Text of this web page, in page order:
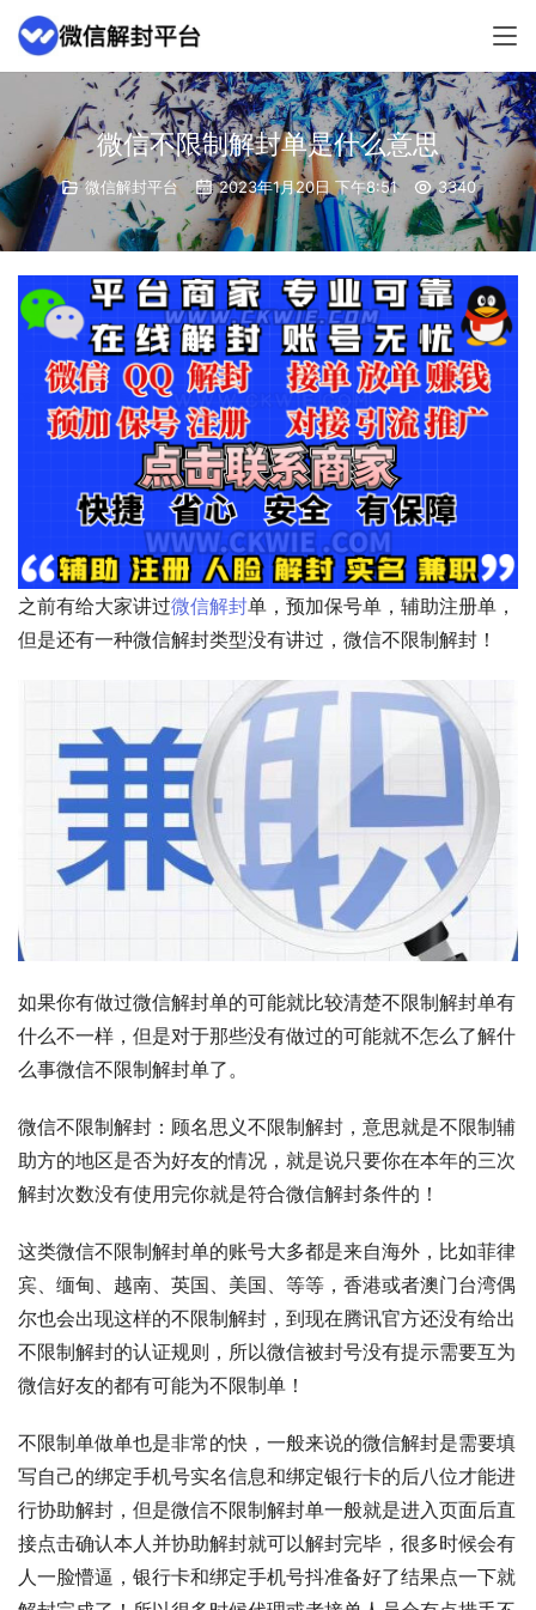
微信不限制解封单是什么意思
微信解封平台 2023年1月20日 下午8:51 3340
之前有给大家讲过微信解封单，预加保号单，辅助注册单，
但是还有一种微信解封类型没有讲过，微信不限制解封！
如果你有做过微信解封单的可能就比较清楚不限制解封单有
什么不一样，但是对于那些没有做过的可能就不怎么了解什
么事微信不限制解封单了。
微信不限制解封：顾名思义不限制解封，意思就是不限制辅
助方的地区是否为好友的情况，就是说只要你在本年的三次
解封次数没有使用完你就是符合微信解封条件的！
这类微信不限制解封单的账号大多都是来自海外，比如菲律
宾、缅甸、越南、英国、美国、等等，香港或者澳门台湾偶
尔也会出现这样的不限制解封，到现在腾讯官方还没有给出
不限制解封的认证规则，所以微信被封号没有提示需要互为
微信好友的都有可能为不限制单！
不限制单做单也是非常的快，一般来说的微信解封是需要填
写自己的绑定手机号实名信息和绑定银行卡的后八位才能进
行协助解封，但是微信不限制解封单一般就是进入页面后直
接点击确认本人并协助解封就可以解封完毕，很多时候会有
人一脸懵逼，银行卡和绑定手机号抖准备好了结果点一下就